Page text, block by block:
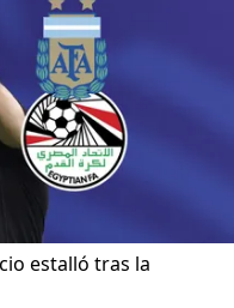
estalló tras la